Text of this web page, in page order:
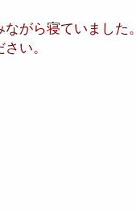
がら寝ていました。
い。